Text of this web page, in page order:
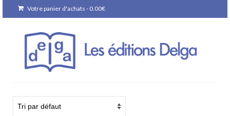
Votre panier d'achats - 0.00€